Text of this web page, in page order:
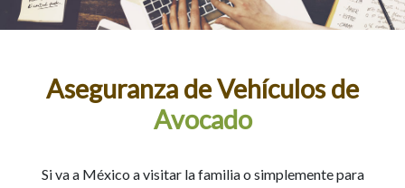
Aseguranza de Vehículos de
Avocado
Si va a México a visitar la familia o simplemente para